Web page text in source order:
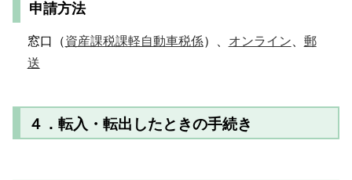
申請方法
窓口（資産課税課軽自動車税係）、 オンライン
郵
送
４．転入・転出したときの手続き